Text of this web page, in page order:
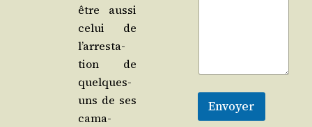
être aus­si
celui de
l’ar­res­ta­
tion de
quelques-
uns de ses
cama­
Envoyer